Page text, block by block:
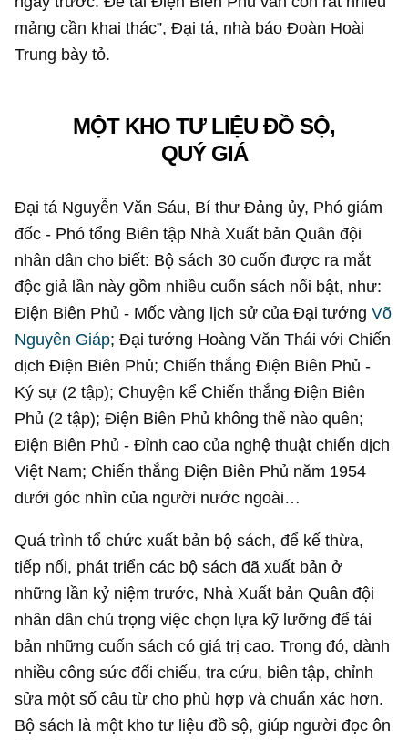
mảng cần khai thác”, Đại tá, nhà báo Đoàn Hoài
Trung bày tỏ.
MỘT KHO TƯ LIỆU ĐỒ SỘ,
QUÝ GIÁ
Đại tá Nguyễn Văn Sáu, Bí thư Đảng ủy, Phó giám
đốc - Phó tổng Biên tập Nhà Xuất bản Quân đội
nhân dân cho biết: Bộ sách 30 cuốn được ra mắt
độc giả lần này gồm nhiều cuốn sách nổi bật, như:
Điện Biên Phủ - Mốc vàng lịch sử của Đại tướngVõ
Nguyên Giáp; Đại tướng Hoàng Văn Thái với Chiến
dịch Điện Biên Phủ; Chiến thắng Điện Biên Phủ -
Ký sự (2 tập); Chuyện kể Chiến thắng Điện Biên
Phủ (2 tập); Điện Biên Phủ không thể nào quên;
Điện Biên Phủ - Đỉnh cao của nghệ thuật chiến dịch
Việt Nam; Chiến thắng Điện Biên Phủ năm 1954
dưới góc nhìn của người nước ngoài…
Quá trình tổ chức xuất bản bộ sách, để kế thừa,
tiếp nối, phát triển các bộ sách đã xuất bản ở
những lần kỷ niệm trước, Nhà Xuất bản Quân đội
nhân dân chú trọng việc chọn lựa kỹ lưỡng để tái
bản những cuốn sách có giá trị cao. Trong đó, dành
nhiều công sức đối chiếu, tra cứu, biên tập, chỉnh
sửa một số câu từ cho phù hợp và chuẩn xác hơn.
Bộ sách là một kho tư liệu đồ sộ, giúp người đọc ôn